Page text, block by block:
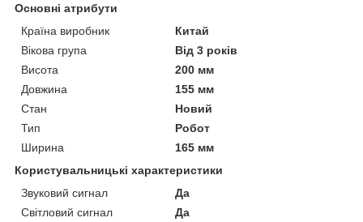
Основні атрибути
Країна виробник
Китай
Вікова група
Від 3 років
Висота
200 мм
Довжина
155 мм
Стан
Новий
Тип
Робот
Ширина
165 мм
Користувальницькі характеристики
Звуковий сигнал
Да
Світловий сигнал
Да